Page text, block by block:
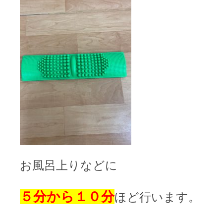
お風呂上りなどに
５分から１０分ほど行います。